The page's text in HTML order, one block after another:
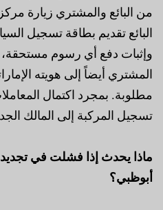
من البائع والمشتري زيارة
البائع تقديم بطاقة تسجيل
وإثبات دفع أي رسوم مستحقة،
المشتري أيضاً إلى هويته
مطلوبة. بمجرد اكتمال
تسجيل المركبة إلى المالك
ماذا يحدث إذا فشلت في
أبوظبي؟